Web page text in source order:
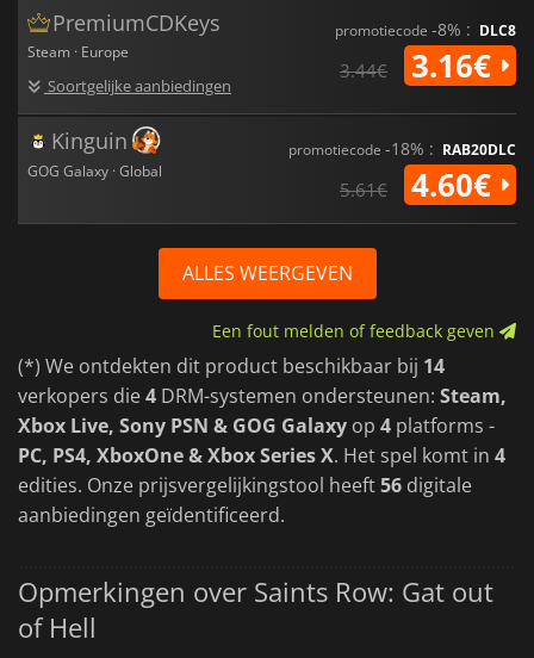
PremiumCDKeys
Steam · Europe
Soortgelijke aanbiedingen
promotiecode -8% : DLC8
3.44€ 3.16€
Kinguin
GOG Galaxy · Global
promotiecode -18% : RAB20DLC
5.61€ 4.60€
ALLES WEERGEVEN
Een fout melden of feedback geven
(*) We ontdekten dit product beschikbaar bij 14
verkopers die4 DRM-systemen ondersteunen: Steam,
Xbox Live, Sony PSN & GOG Galaxy op 4 platforms -
PC, PS4, XboxOne & Xbox Series X. Het spel komt in 4
edities. Onze prijsvergelijkingstool heeft56 digitale
aanbiedingen geïdentificeerd.
Opmerkingen over Saints Row: Gat out
of Hell